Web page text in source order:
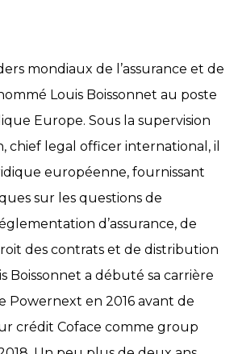
mondiaux de l’assurance et de
Louis Boissonnet au poste
Europe. Sous la supervision
chief legal officer international, il
européenne, fournissant
sur les questions de
d’assurance, de
des contrats et de distribution
Boissonnet a débuté sa carrière
Powernext en 2016 avant de
crédit Coface comme group